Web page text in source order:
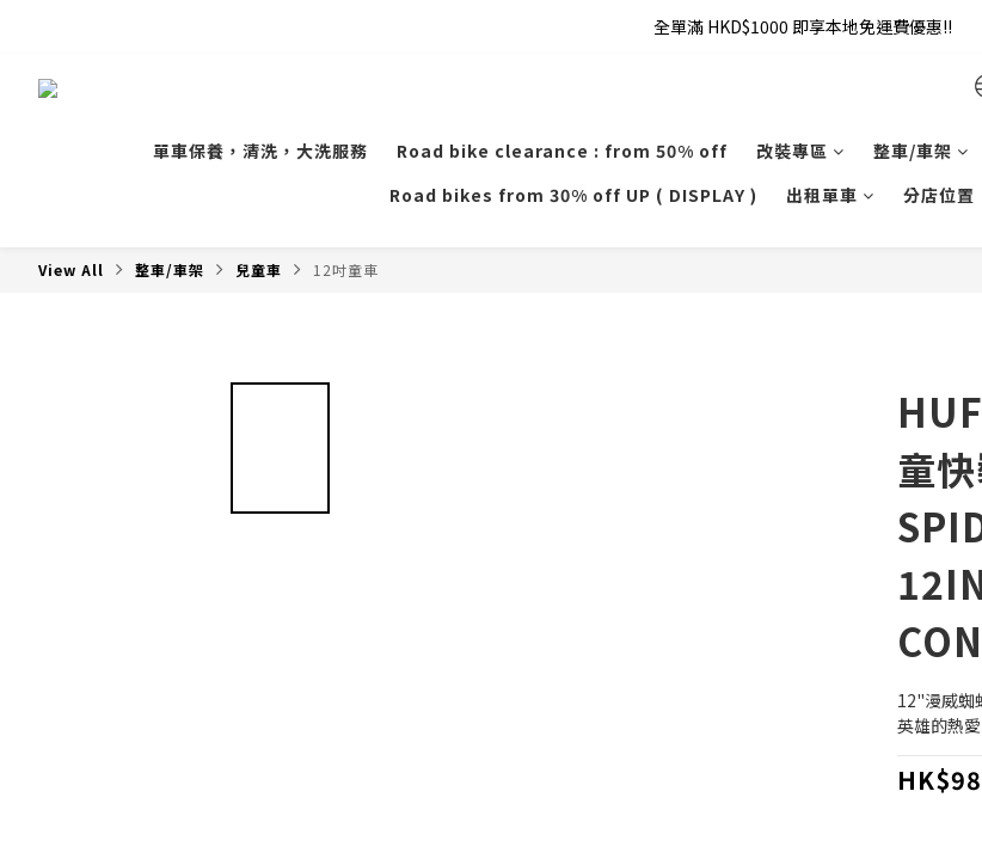
全單滿 HKD$1000 即享本地免運費優惠!!
全單滿 HKD$1000 即享本地免運費優惠!!
單車保養，清洗，大洗服務 Road bike clearance : from 50% off 改裝專區 整車/車架
Road bikes from 30% off UP ( DISPLAY )
出租單車 分店位置
View All 整車/車架 兒童車 12吋童車
童
12"漫威蜘
英雄的熱